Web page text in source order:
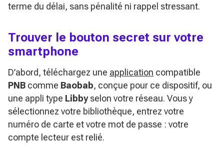
terme du délai, sans pénalité ni rappel stressant.
Trouver le bouton secret sur votre
smartphone
D’abord, téléchargez une application compatible
PNB comme Baobab, conçue pour ce dispositif, ou
une appli type Libbyselon votre réseau. Vous y
sélectionnez votre bibliothèque, entrez votre
numéro de carte et votre mot de passe : votre
compte lecteur est relié.